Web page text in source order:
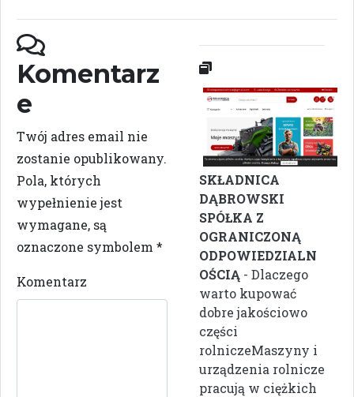
Komentarz
e
Twój adres email nie
zostanie opublikowany.
Pola, których
wypełnienie jest
wymagane, są
oznaczone symbolem *
Komentarz
SKŁADNICA
DĄBROWSKI
SPÓŁKA Z
OGRANICZONĄ
ODPOWIEDZIALN
OŚCIĄ - Dlaczego
warto kupować
dobre jakościowo
części
rolniczeMaszyny i
urządzenia rolnicze
pracują w ciężkich